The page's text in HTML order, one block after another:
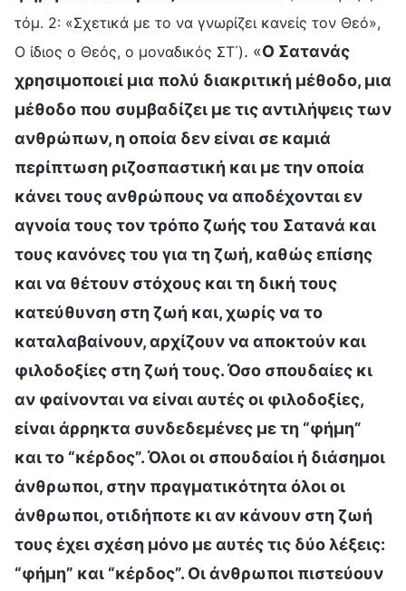
τόμ. 2: «Σχετικά με το να γνωρίζει κανείς τον Θεό»,
Ο ίδιος ο Θεός, ο μοναδικός ΣΤ΄). «Ο Σατανάς
χρησιμοποιεί μια πολύ διακριτική μέθοδο, μια
μέθοδο που συμβαδίζει με τις αντιλήψεις των
ανθρώπων, η οποία δεν είναι σε καμιά
περίπτωση ριζοσπαστική και με την οποία
κάνει τους ανθρώπους να αποδέχονται εν
αγνοία τους τον τρόπο ζωής του Σατανά και
τους κανόνες του για τη ζωή, καθώς επίσης
και να θέτουν στόχους και τη δική τους
κατεύθυνση στη ζωή και, χωρίς να το
καταλαβαίνουν, αρχίζουν να αποκτούν και
φιλοδοξίες στη ζωή τους. Όσο σπουδαίες κι
αν φαίνονται να είναι αυτές οι φιλοδοξίες,
είναι άρρηκτα συνδεδεμένες με τη “φήμη”
και το “κέρδος”. Όλοι οι σπουδαίοι ή διάσημοι
άνθρωποι, στην πραγματικότητα όλοι οι
άνθρωποι, οτιδήποτε κι αν κάνουν στη ζωή
τους έχει σχέση μόνο με αυτές τις δύο λέξεις:
“φήμη” και “κέρδος”. Οι άνθρωποι πιστεύουν